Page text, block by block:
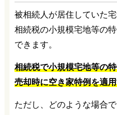
被相続人が居住していた
相続税の小規模宅地等の
できます。
相続税で小規模宅地等の
売却時に空き家特例を適
ただし、どのような場合